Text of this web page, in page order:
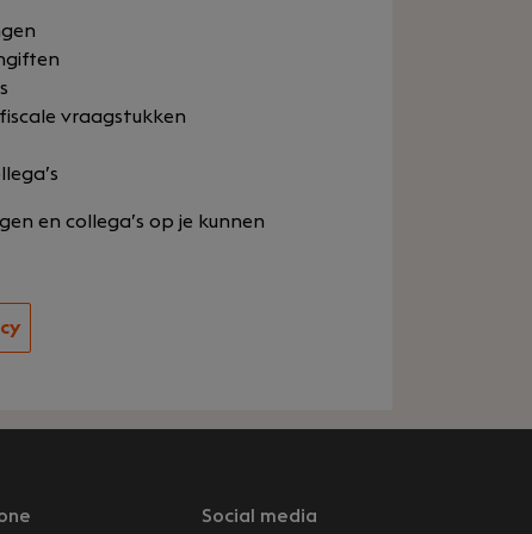
vraagstukken
en collega’s op je kunnen
Social media